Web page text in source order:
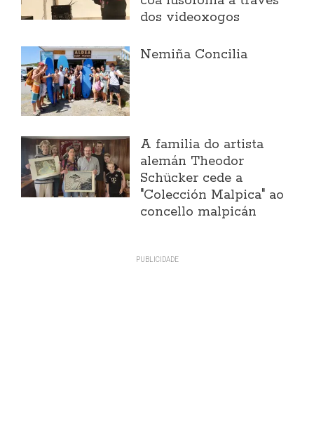
dos videoxogos
Nemiña Concilia
A familia do artista
alemán Theodor
Schücker cede a
"Colección Malpica" ao
concello malpicán